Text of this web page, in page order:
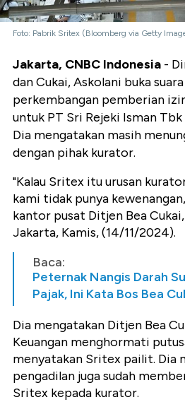
Foto: Pabrik Sritex (Bloomberg via Getty
Jakarta, CNBC Indonesia -
dan Cukai, Askolani buka
perkembangan pemberian
untuk PT Sri Rejeki Isman
Dia mengatakan masih
dengan pihak kurator.
"Kalau Sritex itu urusan
kami tidak punya
kantor pusat Ditjen Bea
Jakarta, Kamis, (14/11/2024).
Baca:
Peternak Nangis Darah
Pajak, Ini Kata Bos Bea
Dia mengatakan Ditjen Bea
Keuangan menghormati
menyatakan Sritex pailit. Dia
pengadilan juga sudah
Sritex kepada kurator.